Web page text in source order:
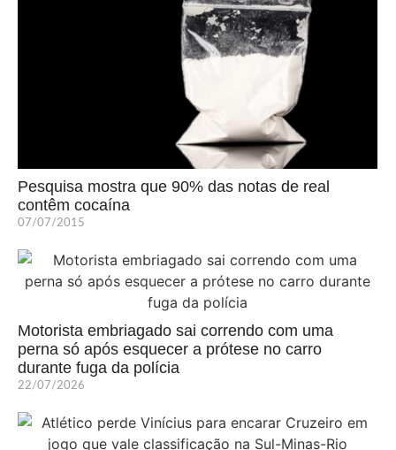
Pesquisa mostra que 90% das notas de real
contêm cocaína
07/07/2015
Motorista embriagado sai correndo com uma
perna só após esquecer a prótese no carro
durante fuga da polícia
22/07/2026